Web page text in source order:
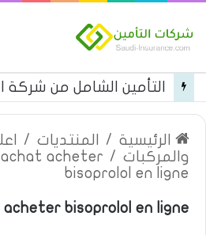
الرئيسية / المنتديات /
والمركبات /
acheter
bisoprolol en ligne
bisoprolol en ligne